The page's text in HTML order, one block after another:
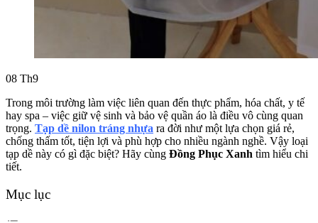
08 Th9
Trong môi trường làm việc liên quan đến thực phẩm, hóa chất, y tế
hay spa – việc giữ vệ sinh và bảo vệ quần áo là điều vô cùng quan
trọng. Tạp dề nilon tráng nhựa ra đời như một lựa chọn giá rẻ,
chống thấm tốt, tiện lợi và phù hợp cho nhiều ngành nghề. Vậy loại
tạp dề này có gì đặc biệt? Hãy cùng Đồng Phục Xanh tìm hiểu chi
tiết.
Mục lục